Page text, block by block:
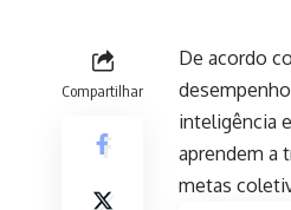
Compartilhar
De acordo
inteligência
aprendem a
metas